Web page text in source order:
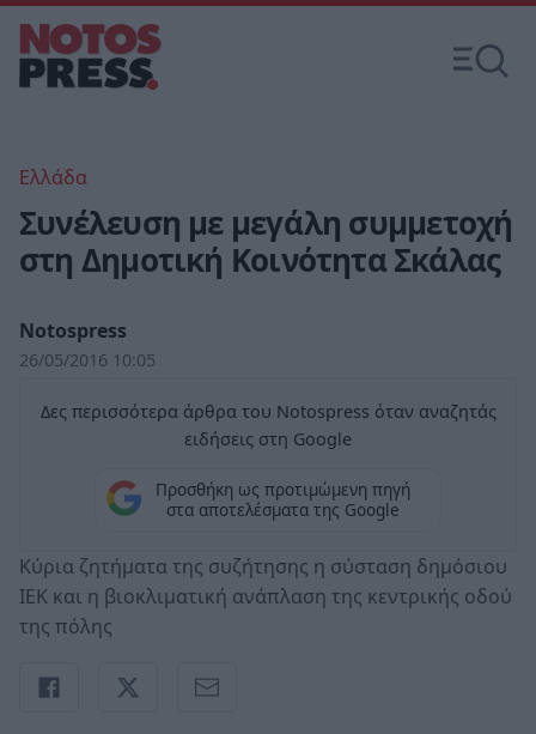
Ελλάδα
Συνέλευση με μεγάλη συμμετοχή
στη Δημοτική Κοινότητα Σκάλας
Notospress
26/05/2016 10:05
Δες περισσότερα άρθρα του Notospress όταν αναζητάς
ειδήσεις στη Google
Προσθήκη ως προτιμώμενη πηγή
στα αποτελέσματα της Google
Κύρια ζητήματα της συζήτησης η σύσταση δημόσιου
ΙΕΚ και η βιοκλιματική ανάπλαση της κεντρικής οδού
της πόλης